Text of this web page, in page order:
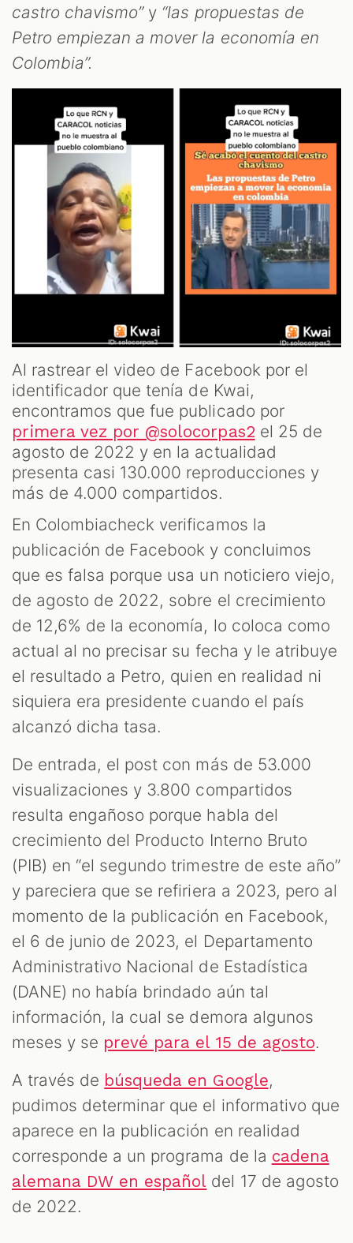
castro chavismo”y “las propuestas de
Petro empiezan a mover la economía en
Colombia”.
Al rastrear el video de Facebook por el
identificador que tenía de Kwai,
encontramos que fue publicado por
primera vez por @solocorpas2 el 25 de
agosto de 2022 y en la actualidad
presenta casi 130.000 reproducciones y
más de 4.000 compartidos.
En Colombiacheck verificamos la
publicación de Facebook y concluimos
que es falsa porque usa un noticiero viejo,
de agosto de 2022, sobre el crecimiento
de 12,6% de la economía, lo coloca como
actual al no precisar su fecha y le atribuye
el resultado a Petro, quien en realidad ni
siquiera era presidente cuando el país
alcanzó dicha tasa.
De entrada, el post con más de 53.000
visualizaciones y 3.800 compartidos
resulta engañoso porque habla del
crecimiento del Producto Interno Bruto
(PIB) en “el segundo trimestre de este año”
y pareciera que se refiriera a 2023, pero al
momento de la publicación en Facebook,
el 6 de junio de 2023, el Departamento
Administrativo Nacional de Estadística
(DANE) no había brindado aún tal
información, la cual se demora algunos
meses y se prevé para el 15 de agosto.
A través de búsqueda en Google,
pudimos determinar que el informativo que
aparece en la publicación en realidad
corresponde a un programa de la cadena
alemana DW en español del 17 de agosto
de 2022.